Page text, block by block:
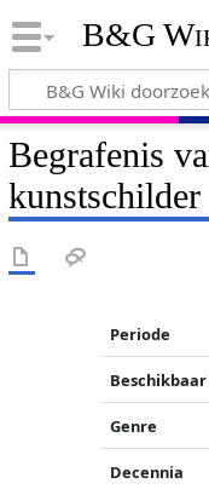
B&G
Begrafenis
kunstschilder
Periode
Genre
Decennia